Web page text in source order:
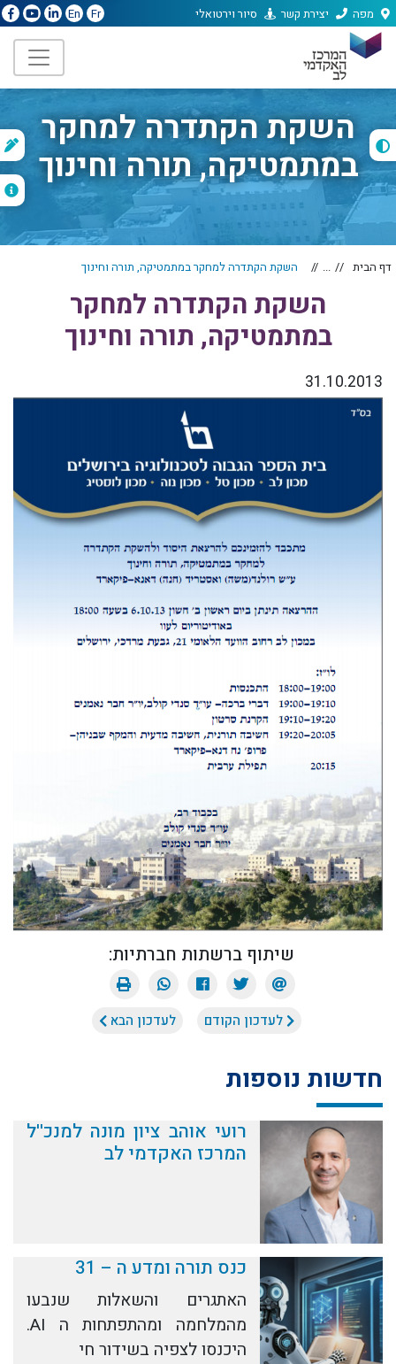
מפה יצירת קשר סיור וירטואלי Fr
En
השקת הקתדרה למחקר
במתמטיקה, תורה וחינוך
דף הבית ... השקת הקתדרה למחקר במתמטיקה, תורה וחינוך
השקת הקתדרה למחקר
במתמטיקה, תורה וחינוך
31.10.2013
שיתוף ברשתות חברתיות:
לעדכון הקודם לעדכון הבא
חדשות נוספות
רועי אוהב ציון מונה למנכ''ל
המרכז האקדמי לב
כנס תורה ומדע ה – 31
האתגרים והשאלות שנבעו
מהמלחמה ומהתפתחות ה AI.
היכנסו לצפיה בשידור חי